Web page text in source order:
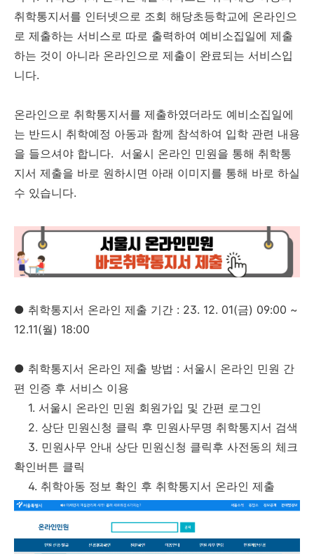
취학통지서를 인터넷으로 조회 해당초등학교에 온라인으
로 제출하는 서비스로 따로 출력하여 예비소집일에 제출
하는 것이 아니라 온라인으로 제출이 완료되는 서비스입
니다.
온라인으로 취학통지서를 제출하였더라도 예비소집일에
는 반드시 취학예정 아동과 함께 참석하여 입학 관련 내용
을 들으셔야 합니다. 서울시 온라인 민원을 통해 취학통
지서 제출을 바로 원하시면 아래 이미지를 통해 바로 하실
수 있습니다.
● 취학통지서 온라인 제출 기간 : 23. 12. 01(금) 09:00 ~
12.11(월) 18:00
● 취학통지서 온라인 제출 방법 : 서울시 온라인 민원 간
편 인증 후 서비스 이용
1. 서울시 온라인 민원 회원가입 및 간편 로그인
2. 상단 민원신청 클릭 후 민원사무명 취학통지서 검색
3. 민원사무 안내 상단 민원신청 클릭후 사전동의 체크
확인버튼 클릭
4. 취학아동 정보 확인 후 취학통지서 온라인 제출